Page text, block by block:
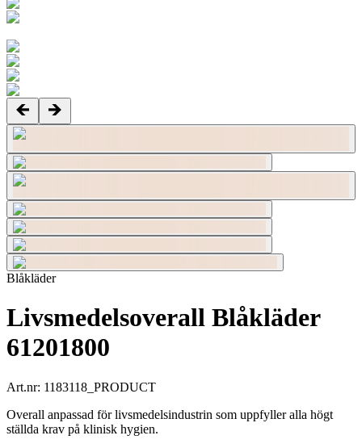
Blåkläder
Livsmedelsoverall Blåkläder
61201800
Art.nr: 1183118_PRODUCT
Overall anpassad för livsmedelsindustrin som uppfyller alla högt
ställda krav på klinisk hygien.